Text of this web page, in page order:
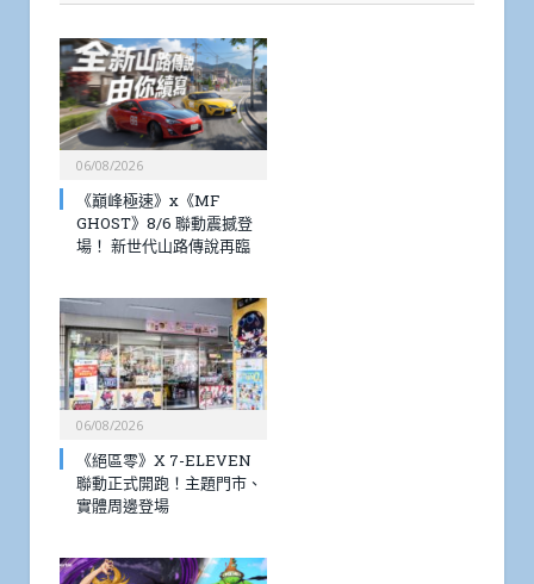
06/08/2026
《巔峰極速》x《MF
GHOST》8/6 聯動震撼登
場！ 新世代山路傳說再臨
06/08/2026
《絕區零》X 7-ELEVEN
聯動正式開跑！主題門市、
實體周邊登場